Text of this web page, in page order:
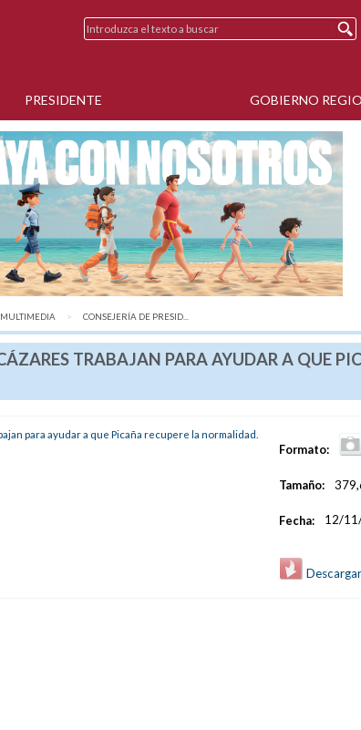
PRESIDENTE GOBIERNO
AQUÍ:
CONSEJERÍA DE PRESID...
TRABAJAN PARA AYUDAR A QUE
Formato:
Tamaño:
Fecha: 12/